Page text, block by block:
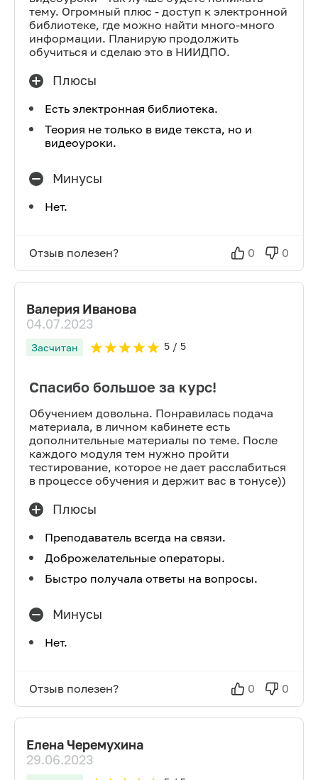
тему. Огромный плюс - доступ к электронной
библиотеке, где можно найти много-много
информации. Планирую продолжить
обучиться и сделаю это в НИИДПО.
Плюсы
Есть электронная библиотека.
Теория не только в виде текста, но и
видеоуроки.
Минусы
Нет.
Отзыв полезен? 0 0
Валерия Иванова
04.07.2023
Засчитан 5/ 5
Спасибо большое за курс!
Обучением довольна. Понравилась подача
материала, в личном кабинете есть
дополнительные материалы по теме. После
каждого модуля тем нужно пройти
тестирование, которое не дает расслабиться
в процессе обучения и держит вас в тонусе))
Плюсы
Преподаватель всегда на связи.
Доброжелательные операторы.
Быстро получала ответы на вопросы.
Минусы
Нет.
Отзыв полезен? 0 0
Елена Черемухина
29.06.2023